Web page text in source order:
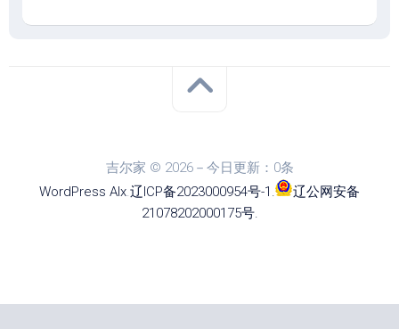
吉尔家 © 2026－今日更新：0条
WordPress Alx.辽ICP备2023000954号-1 .
辽公网安备
21078202000175号.